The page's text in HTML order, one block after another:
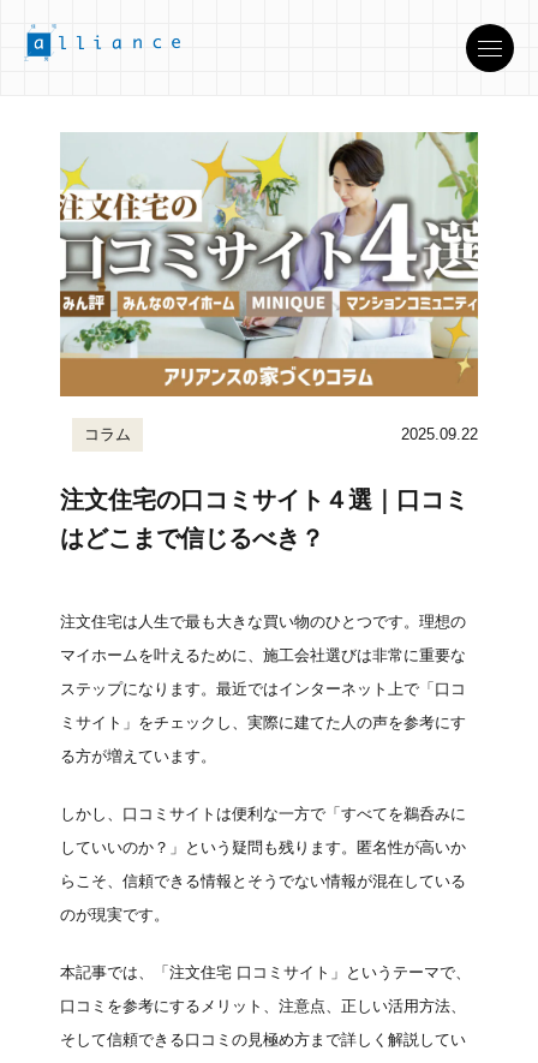
コラム 2025.09.22
注文住宅の口コミサイト４選｜口コミ
はどこまで信じるべき？
注文住宅は人生で最も大きな買い物のひとつです。理想の
マイホームを叶えるために、施工会社選びは非常に重要な
ステップになります。最近ではインターネット上で「口コ
ミサイト」をチェックし、実際に建てた人の声を参考にす
る方が増えています。
しかし、口コミサイトは便利な一方で「すべてを鵜呑みに
していいのか？」という疑問も残ります。匿名性が高いか
らこそ、信頼できる情報とそうでない情報が混在している
のが現実です。
本記事では、「注文住宅 口コミサイト」というテーマで、
口コミを参考にするメリット、注意点、正しい活用方法、
そして信頼できる口コミの見極め方まで詳しく解説してい